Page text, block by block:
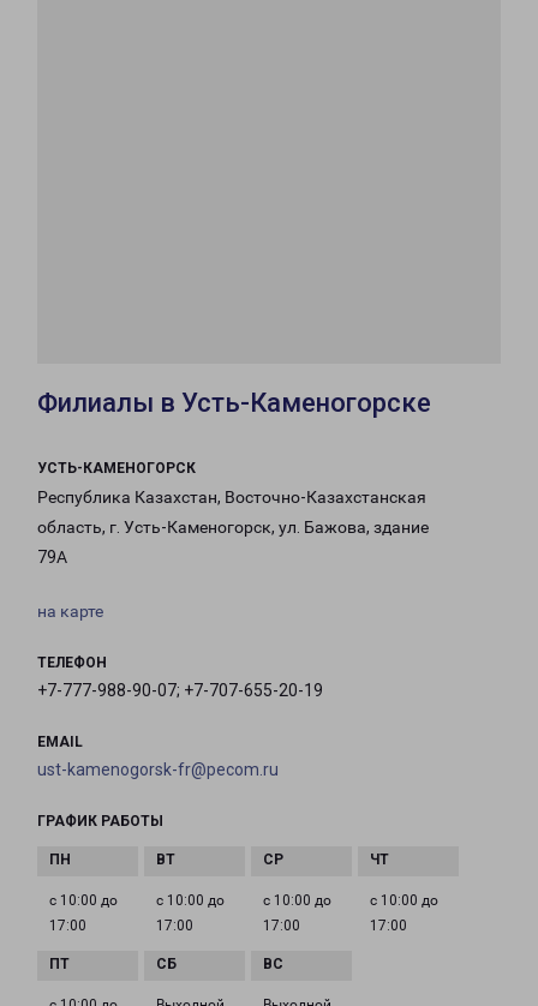
Филиалы в Усть-Каменогорске
УСТЬ-КАМЕНОГОРСК
Республика Казахстан, Восточно-Казахстанская
область, г. Усть-Каменогорск, ул. Бажова, здание
79А
на карте
ТЕЛЕФОН
+7-777-988-90-07; +7-707-655-20-19
EMAIL
ust-kamenogorsk-fr@pecom.ru
ГРАФИК РАБОТЫ
с 10:00 до
17:00
с 10:00 до
17:00
с 10:00 до
17:00
с 10:00 до
17:00